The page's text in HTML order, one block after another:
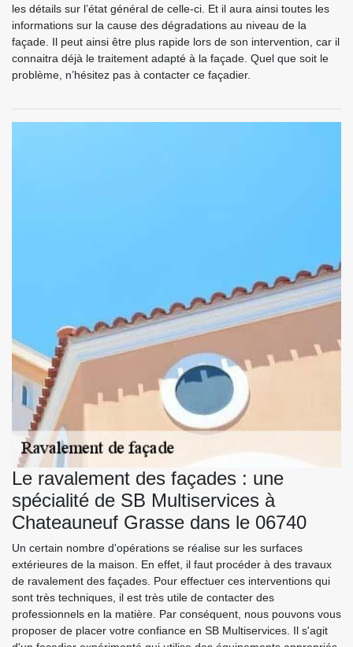
les détails sur l’état général de celle-ci. Et il aura ainsi toutes les
informations sur la cause des dégradations au niveau de la
façade. Il peut ainsi être plus rapide lors de son intervention, car il
connaitra déjà le traitement adapté à la façade. Quel que soit le
problème, n’hésitez pas à contacter ce façadier.
Le ravalement des façades : une
spécialité de SB Multiservices à
Chateauneuf Grasse dans le 06740
Un certain nombre d'opérations se réalise sur les surfaces
extérieures de la maison. En effet, il faut procéder à des travaux
de ravalement des façades. Pour effectuer ces interventions qui
sont très techniques, il est très utile de contacter des
professionnels en la matière. Par conséquent, nous pouvons vous
proposer de placer votre confiance en SB Multiservices. Il s'agit